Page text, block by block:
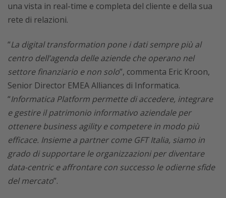
una vista in real-time e completa del cliente e della sua
rete di relazioni.
“La digital transformation pone i dati sempre più al
centro dell’agenda delle aziende che operano nel
settore finanziario e non solo”, commenta Eric Kroon,
Senior Director EMEA Alliances di Informatica.
“Informatica Platform permette di accedere, integrare
e gestire il patrimonio informativo aziendale per
ottenere business agility e competere in modo più
efficace. Insieme a partner come GFT Italia, siamo in
grado di supportare le organizzazioni per diventare
data-centric e affrontare con successo le odierne sfide
del mercato”.